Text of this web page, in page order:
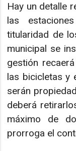
Hay un detalle
las
titularidad de
municipal se
gestión
las bicicletas y
serán
deberá
máximo de
prorroga el